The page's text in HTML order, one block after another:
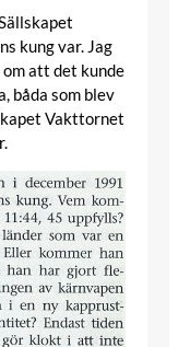
kung var. Jag
att det kunde
båda som blev
Vakttornet